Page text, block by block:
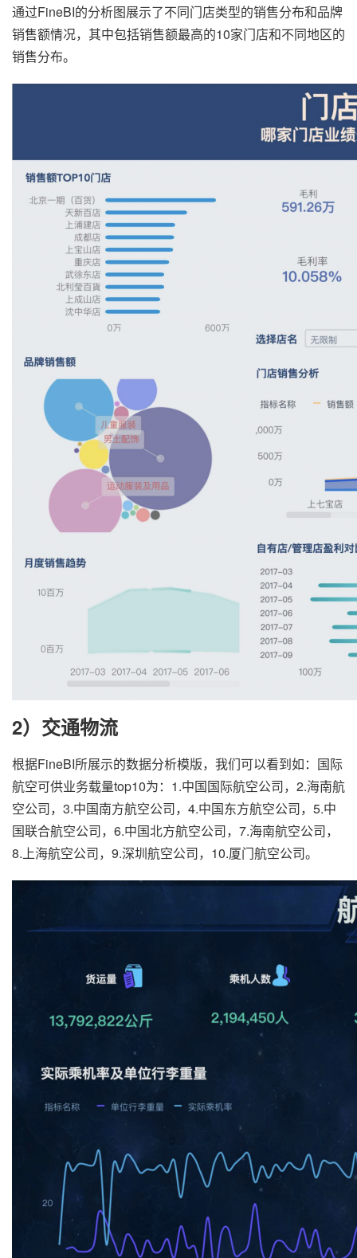
通过FineBI的分析图展示了不同门店类型的销售分布和品牌
销售额情况，其中包括销售额最高的10家门店和不同地区的
销售分布。
2）交通物流
根据FineBI所展示的数据分析模版，我们可以看到如：国际
航空可供业务载量top10为：1.中国国际航空公司，2.海南航
空公司，3.中国南方航空公司，4.中国东方航空公司，5.中
国联合航空公司，6.中国北方航空公司，7.海南航空公司，
8.上海航空公司，9.深圳航空公司，10.厦门航空公司。